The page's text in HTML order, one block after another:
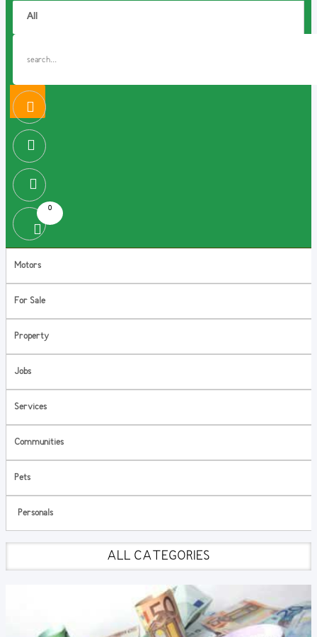
0
Motors
For Sale
Property
Jobs
Services
Communities
Pets
Personals
ALL CATEGORIES